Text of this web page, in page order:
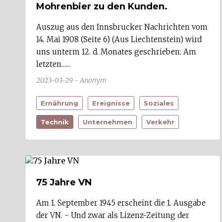
Finanzen/Versicherungen
Gesundheit/Körperpflege (2)
Glas (1)
Grafik/Werbung (2)
Handel (2)
Handwerk (2)
Holzverarbeitung
Kunststoff/Chemie
Land- und Forstwirtschaft (1)
Metall/Elektro/Elektronik (6)
Musik/Unterhaltung
Nahrungs- und Genussmittel (11)
Papier/Bürobedarf
Religion
Sport/Freizeit (3)
Stickerei (6)
Mohrenbier zu den Kunden.
Auszug aus den Innsbrucker Nachrichten vom
14. Mai 1908 (Seite 6) (Aus Liechtenstein) wird
uns unterm 12. d. Monates geschrieben: Am
letzten......
2023-03-29 - Anonym
Ernährung Ereignisse Soziales
Technik Unternehmen Verkehr
75 Jahre VN
Am 1. September 1945 erscheint die 1. Ausgabe
der VN. - Und zwar als Lizenz-Zeitung der